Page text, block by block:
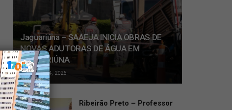
Jaguariúna – SAAEJA INICIA OBRAS DE
NOVAS ADUTORAS DE ÁGUA EM
JAGUARIÚNA
JULHO 14, 2026
Ribeirão Preto – Professor